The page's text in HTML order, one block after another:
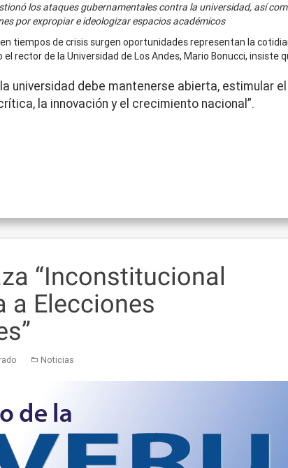
los ataques gubernamentales contra la universidad, así
por expropiar e ideologizar espacios académicos
tiempos de crisis surgen oportunidades representan la
el rector de la Universidad de Los Andes, Mario Bonucci, insiste
universidad debe mantenerse abierta, estimular el
la innovación y el crecimiento nacional”.
“Inconstitucional
a Elecciones
Noticias